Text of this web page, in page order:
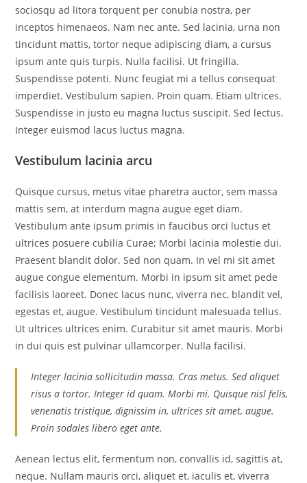
sociosqu ad litora torquent per conubia nostra, per
inceptos himenaeos. Nam nec ante. Sed lacinia, urna non
tincidunt mattis, tortor neque adipiscing diam, a cursus
ipsum ante quis turpis. Nulla facilisi. Ut fringilla.
Suspendisse potenti. Nunc feugiat mi a tellus consequat
imperdiet. Vestibulum sapien. Proin quam. Etiam ultrices.
Suspendisse in justo eu magna luctus suscipit. Sed lectus.
Integer euismod lacus luctus magna.
Vestibulum lacinia arcu
Quisque cursus, metus vitae pharetra auctor, sem massa
mattis sem, at interdum magna augue eget diam.
Vestibulum ante ipsum primis in faucibus orci luctus et
ultrices posuere cubilia Curae; Morbi lacinia molestie dui.
Praesent blandit dolor. Sed non quam. In vel mi sit amet
augue congue elementum. Morbi in ipsum sit amet pede
facilisis laoreet. Donec lacus nunc, viverra nec, blandit vel,
egestas et, augue. Vestibulum tincidunt malesuada tellus.
Ut ultrices ultrices enim. Curabitur sit amet mauris. Morbi
in dui quis est pulvinar ullamcorper. Nulla facilisi.
Integer lacinia sollicitudin massa. Cras metus. Sed aliquet
risus a tortor. Integer id quam. Morbi mi. Quisque nisl felis,
venenatis tristique, dignissim in, ultrices sit amet, augue.
Proin sodales libero eget ante.
Aenean lectus elit, fermentum non, convallis id, sagittis at,
neque. Nullam mauris orci, aliquet et, iaculis et, viverra